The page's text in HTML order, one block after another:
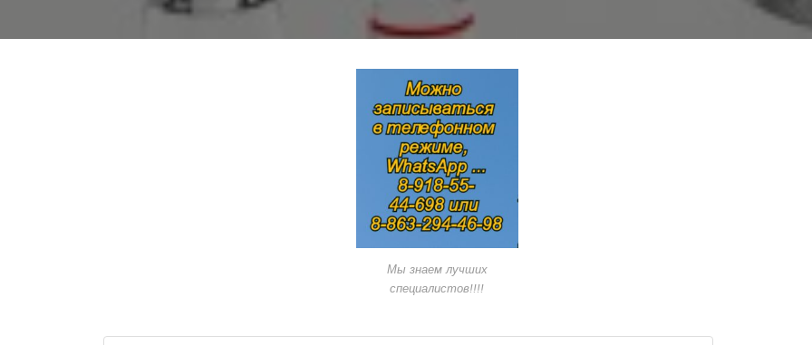
Мы знаем лучших
специалистов!!!!